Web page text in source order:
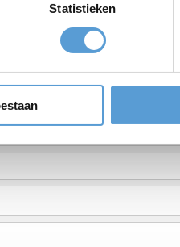
Statistieken